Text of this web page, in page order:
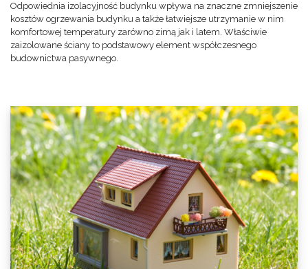
Odpowiednia izolacyjność budynku wpływa na znaczne zmniejszenie
kosztów ogrzewania budynku a także łatwiejsze utrzymanie w nim
komfortowej temperatury zarówno zimą jak i latem. Właściwie
zaizolowane ściany to podstawowy element współczesnego
budownictwa pasywnego.